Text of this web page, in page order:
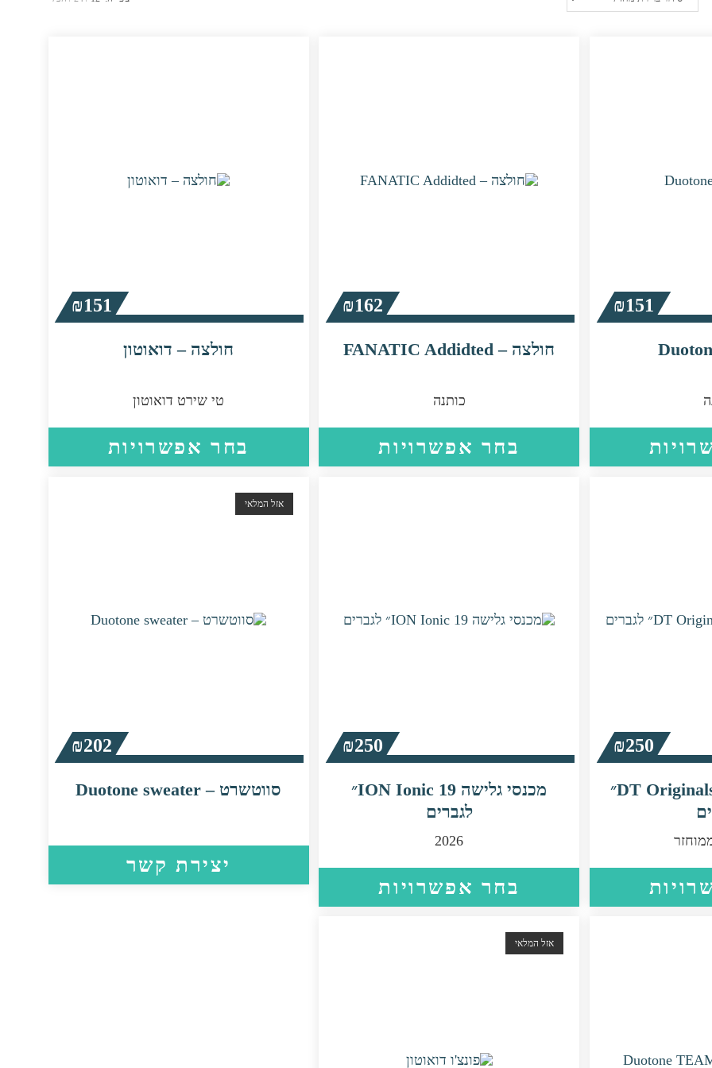
₪151
יש
₪162
חולצה – FANATIC Addidted
כותנה
בחר אפשרויות
יש
₪151
חולצה – דואוטון
טי שירט דואוטון
בחר אפשרויות
יש
₪250
מכנסי גלישה DT Originals 17״
יש
₪250
מכנסי גלישה ION Ionic 19״
לגברים
2026
בחר אפשרויות
יש
אזל המלאי
₪202
סווטשרט – Duotone sweater
יצירת קשר
אזל המלאי